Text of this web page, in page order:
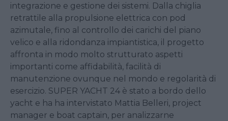
integrazione e gestione dei sistemi. Dalla chiglia
retrattile alla propulsione elettrica con pod
azimutale, fino al controllo dei carichi del piano
velico e alla ridondanza impiantistica, il progetto
affronta in modo molto strutturato aspetti
importanti come affidabilità, facilità di
manutenzione ovunque nel mondo e regolarità di
esercizio. SUPER YACHT 24 è stato a bordo dello
yacht e ha ha intervistato Mattia Belleri, project
manager e boat captain, per analizzarne